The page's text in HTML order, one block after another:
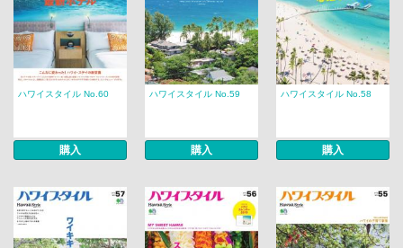
ハワイスタイル No.60
購入
ハワイスタイル No.59
購入
ハワイスタイル No.58
購入